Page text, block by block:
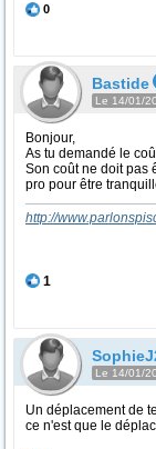
0
Bastide
Le 14/01/
Bonjour,
As tu demandé le
Son coût ne doit pas
pro pour être
http://
1
Le 14/01/
Un déplacement de
ce n'est que le